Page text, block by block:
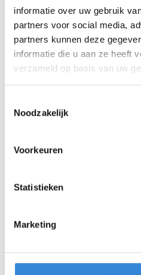
informatie over uw gebruik
partners voor social media,
partners kunnen deze
informatie die u aan ze heeft
verzameld op basis van uw
Noodzakelijk
Voorkeuren
Statistieken
Marketing